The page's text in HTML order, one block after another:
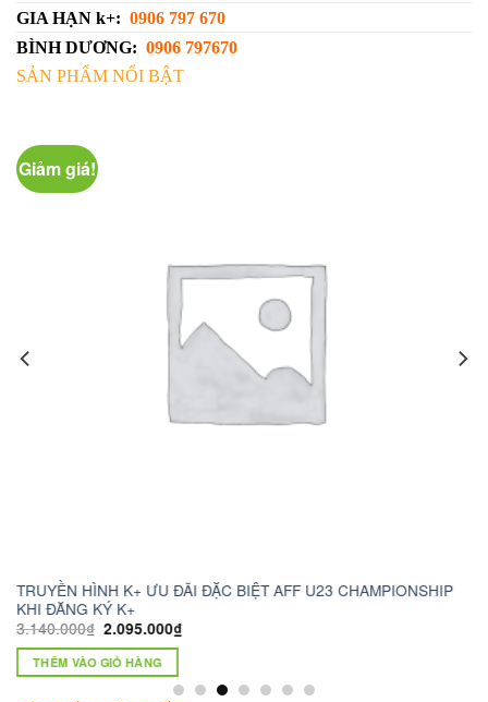
GIA HẠN k+: 0906 797 670
BÌNH DƯƠNG: 0906 797670
SẢN PHẨM NỔI BẬT
Giảm giá!
TRUYỀN HÌNH K+ ƯU ĐÃI ĐẶC BIỆT AFF U23 CHAMPIONSHIP
KHI ĐĂNG KÝ K+
3.140.000₫ 2.095.000₫
THÊM VÀO GIỎ HÀNG